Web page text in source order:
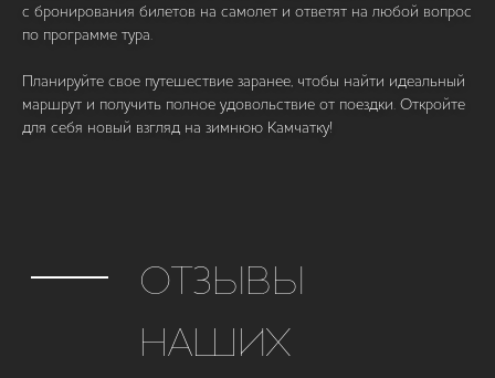
с бронирования билетов на самолет и ответят на любой вопрос
по программе тура.
Планируйте свое путешествие заранее, чтобы найти идеальный
маршрут и получить полное удовольствие от поездки. Откройте
для себя новый взгляд на зимнюю Камчатку!
НАВИГАЦИЯ